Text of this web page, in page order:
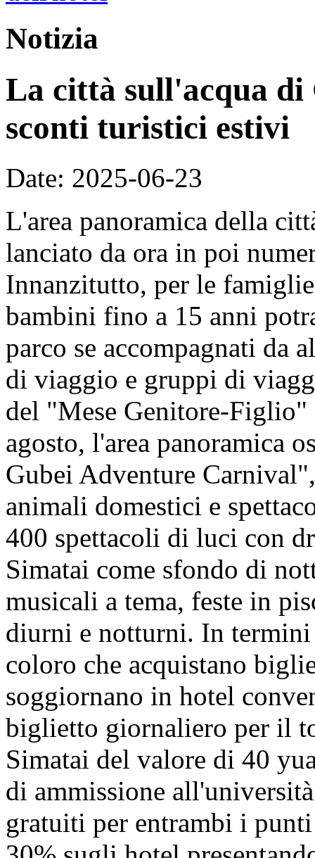
Notizia
La città sull'acqua di
sconti turistici estivi
Date: 2025-06-23
L'area panoramica della
lanciato da ora in poi
Innanzitutto, per le
bambini fino a 15 anni
parco se accompagnati da
di viaggio e gruppi di
del "Mese Genitore-
agosto, l'area panoramica
Gubei Adventure
animali domestici e
400 spettacoli di luci con
Simatai come sfondo di
musicali a tema, feste in
diurni e notturni. In
coloro che acquistano
soggiornano in hotel
biglietto giornaliero per il
Simatai del valore di 40
di ammissione
gratuiti per entrambi i